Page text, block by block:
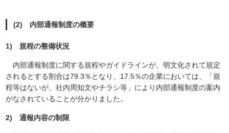
(2) 内部通報制度の概要
1) 規程の整備状況
内部通報制度に関する規程やガイドラインが、明文化されて規定
されるとする割合は79.3％となり、17.5％の企業においては、「規
程等はないが、社内周知文やチラシ等」により内部通報制度の案内
がなされていることが分かりました。
2) 通報内容の制限